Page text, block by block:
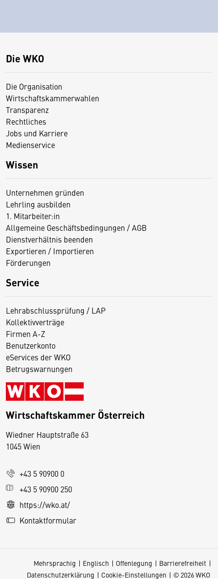
Die WKO
Die Organisation
Wirtschaftskammerwahlen
Transparenz
Rechtliches
Jobs und Karriere
Medienservice
Wissen
Unternehmen gründen
Lehrling ausbilden
1. Mitarbeiter:in
Allgemeine Geschäftsbedingungen / AGB
Dienstverhältnis beenden
Exportieren / Importieren
Förderungen
Service
Lehrabschlussprüfung / LAP
Kollektivverträge
Firmen A-Z
Benutzerkonto
eServices der WKO
Betrugswarnungen
Wirtschaftskammer Österreich
Wiedner Hauptstraße 63
1045 Wien
+43 5 90900 0
+43 5 90900 250
https://wko.at/
Kontaktformular
Mehrsprachig Englisch Offenlegung
Barrierefreiheit
Datenschutzerklärung
Cookie-Einstellungen © 2026 WKO
D
s
e
S
e